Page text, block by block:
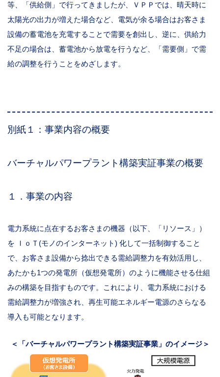
等、「供給側」で行ってきましたが、ＶＰＰでは、晴天時に
太陽光の出力が増えた場合など、電気が余る場合はお客さま
設備の蓄電池を充電することで需要を創出し、逆に、供給力
不足の場合は、蓄電池から放電を行うなど、「需要側」で需
給の調整を行うことをめざします。
別紙１：事業内容の概要
バーチャルパワープラント構築実証事業の概要
１．事業の内容
電力系統に点在するお客さまの機器（以下、「リソース」）
を ＩｏＴ(モノのインターネット) 化して一括制御すること
で、お客さま設備から捻出できる需給調整力を有効活用し、
あたかも1つの発電所（仮想発電所）のように機能させる仕組
みの構築を目指すものです。これにより、電力系統における
需給調整力が増強され、再生可能エネルギー電源のさらなる
導入も可能となります。
＜「バーチャルパワープラント構築実証事業」のイメージ＞